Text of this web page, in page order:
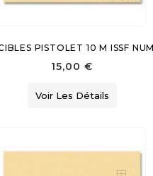
PISTOLET 10 M ISSF
15,00 €
Voir Les Détails